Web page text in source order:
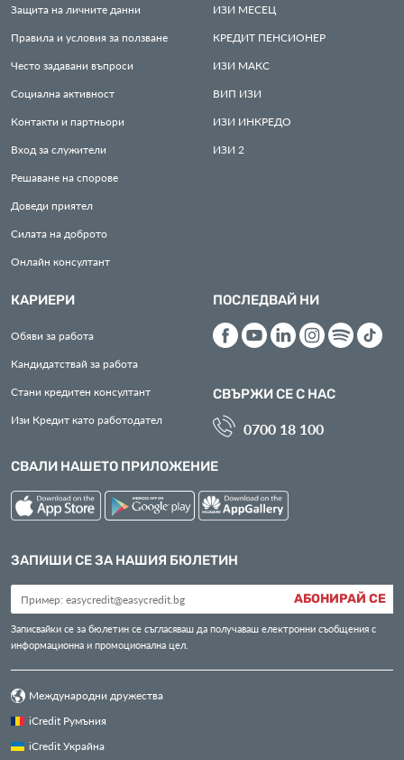
Защита на личните данни
Правила и условия за ползване
Често задавани въпроси
Социална активност
Контакти и партньори
Вход за служители
Решаване на спорове
Доведи приятел
Силата на доброто
Онлайн консултант
ИЗИ МЕСЕЦ
КРЕДИТ ПЕНСИОНЕР
ИЗИ МАКС
ВИП ИЗИ
ИЗИ ИНКРЕДО
ИЗИ 2
КАРИЕРИ
Обяви за работа
Кандидатствай за работа
Стани кредитен консултант
Изи Кредит като работодател
ПОСЛЕДВАЙ НИ
СВЪРЖИ СЕ С НАС
0700 18 100
СВАЛИ НАШЕТО ПРИЛОЖЕНИЕ
ЗАПИШИ СЕ ЗА НАШИЯ БЮЛЕТИН
АБОНИРАЙ СЕ
Записвайки се за бюлетин се съгласяваш да получаваш електронни съобщения с
информационна и промоционална цел.
Международни дружества
iCredit Румъния
iCredit Украйна